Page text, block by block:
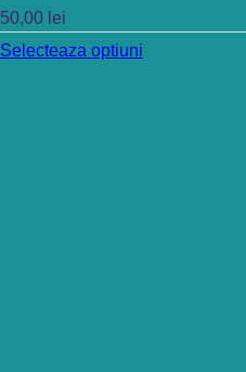
50,00 lei
Selecteaza optiuni